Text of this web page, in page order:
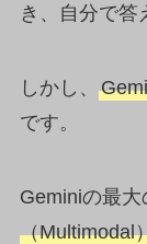
き、自分で答
しかし、
です。
Geminiの最大
（Multimodal